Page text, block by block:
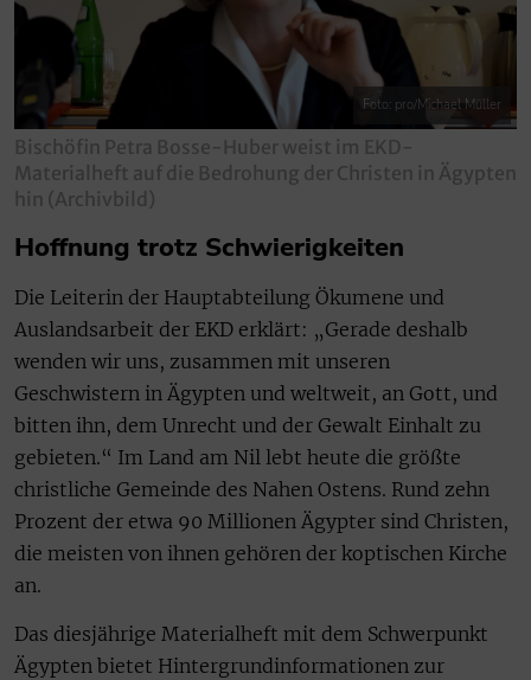
Foto: pro/Michael Müller
Bischöfin Petra Bosse-Huber weist im EKD-
Materialheft auf die Bedrohung der Christen in Ägypten
hin (Archivbild)
Hoffnung trotz Schwierigkeiten
Die Leiterin der Hauptabteilung Ökumene und
Auslandsarbeit der EKD erklärt: „Gerade deshalb
wenden wir uns, zusammen mit unseren
Geschwistern in Ägypten und weltweit, an Gott, und
bitten ihn, dem Unrecht und der Gewalt Einhalt zu
gebieten.“ Im Land am Nil lebt heute die größte
christliche Gemeinde des Nahen Ostens. Rund zehn
Prozent der etwa 90 Millionen Ägypter sind Christen,
die meisten von ihnen gehören der koptischen Kirche
an.
Das diesjährige Materialheft mit dem Schwerpunkt
Ägypten bietet Hintergrundinformationen zur